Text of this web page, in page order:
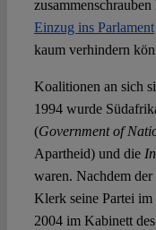
Einzug ins Parlament
kaum verhindern
Koalitionen an sich
1994 wurde
(Government of
Apartheid) und die
waren. Nachdem der
Klerk seine Partei im
2004 im Kabinett